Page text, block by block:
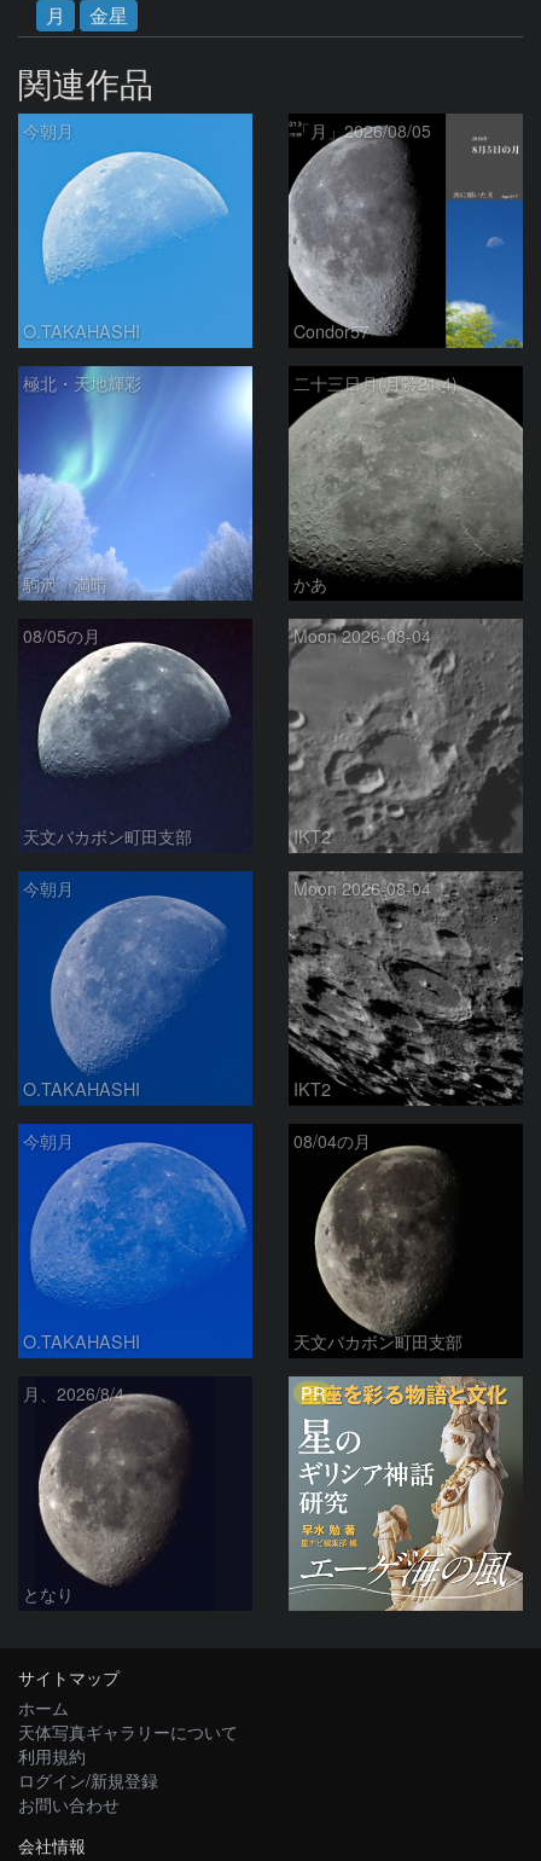
月
金星
関連作品
今朝月
O.TAKAHASHI
「月」2026/08/05
Condor57
極北・天地輝彩
駒沢 満晴
二十三日月(月齢21.4)
かあ
08/05の月
天文バカボン町田支部
Moon 2026-08-04
IKT2
今朝月
O.TAKAHASHI
Moon 2026-08-04
IKT2
今朝月
O.TAKAHASHI
08/04の月
天文バカボン町田支部
月、2026/8/4
となり
PR
サイトマップ
ホーム
天体写真ギャラリーについて
利用規約
ログイン/新規登録
お問い合わせ
会社情報